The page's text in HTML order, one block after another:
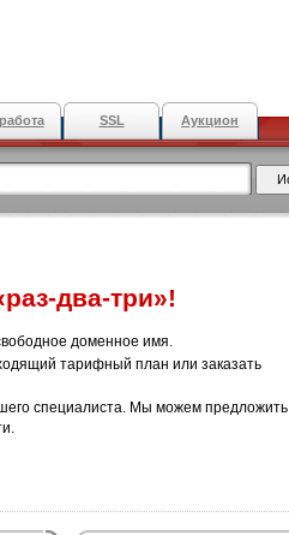
SSL Аукцион
два-три»!
доменное имя.
тарифный план или заказать
специалиста. Мы можем предложить